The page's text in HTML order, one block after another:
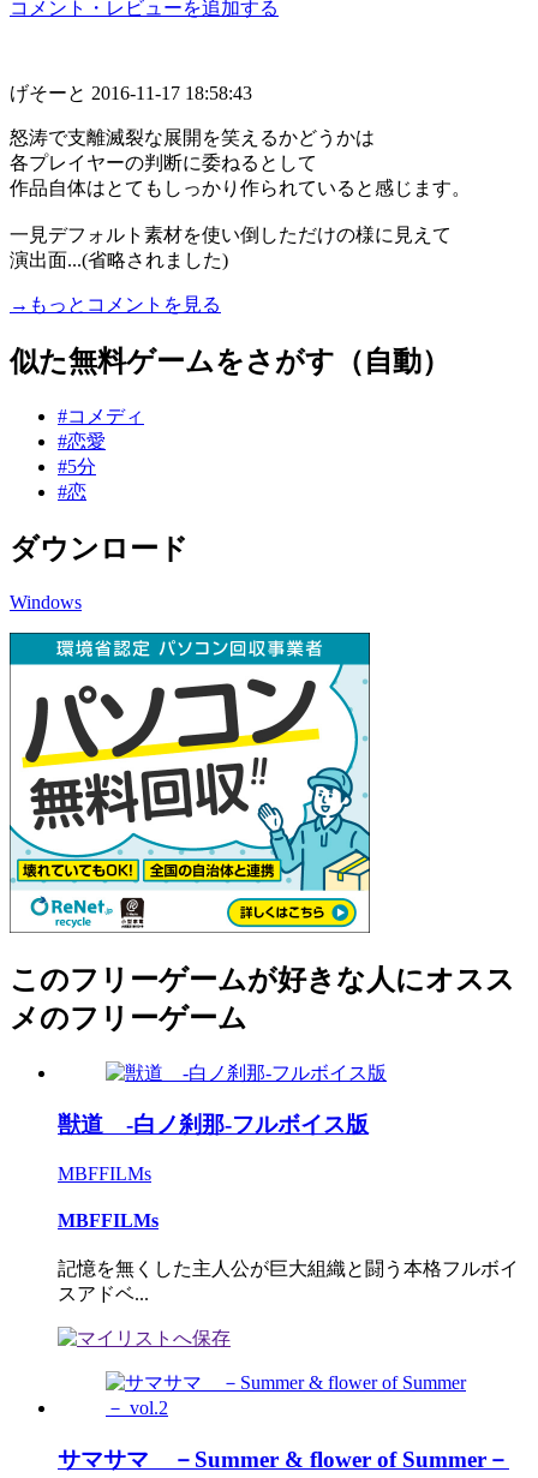
コメント・レビューを追加する
げそーと 2016-11-17 18:58:43
怒涛で支離滅裂な展開を笑えるかどうかは
各プレイヤーの判断に委ねるとして
作品自体はとてもしっかり作られていると感じます。
一見デフォルト素材を使い倒しただけの様に見えて
演出面...(省略されました)
→もっとコメントを見る
似た無料ゲームをさがす（自動）
#コメディ
#恋愛
#5分
#恋
ダウンロード
Windows
このフリーゲームが好きな人にオスス
メのフリーゲーム
獣道 -白ノ刹那-フルボイス版
MBFFILMs
MBFFILMs
記憶を無くした主人公が巨大組織と闘う本格フルボイ
スアドベ...
サマサマ －Summer & flower of Summer－